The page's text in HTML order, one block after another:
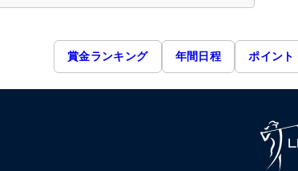
賞金ランキング 年間日程 ポイント